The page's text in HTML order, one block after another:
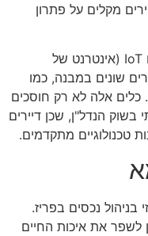
מקלים על פתרון
בנוסף, ניתן להשתמש בטכנולוגיות כמו IoT (אינטרנט של
שונים במבנה, כמו
כלים אלה לא רק חוסכים
בשוק הנדל"ן, שכן דיירים
טכנולוגיים מתקדמים.
בניהול נכסים בפריז.
לשפר את איכות החיים